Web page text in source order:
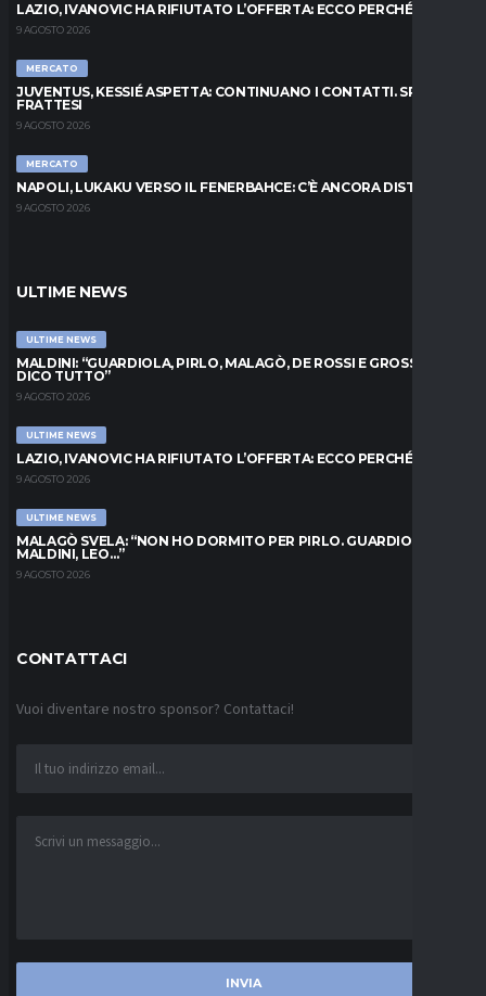
LAZIO, IVANOVIC HA RIFIUTATO L’OFFERTA: ECCO PERCHÉ
9 AGOSTO 2026
MERCATO
JUVENTUS, KESSIÉ ASPETTA: CONTINUANO I CONTATTI. SPUNTA
FRATTESI
9 AGOSTO 2026
MERCATO
NAPOLI, LUKAKU VERSO IL FENERBAHCE: C’È ANCORA DISTANZA
9 AGOSTO 2026
ULTIME NEWS
ULTIME NEWS
MALDINI: “GUARDIOLA, PIRLO, MALAGÒ, DE ROSSI E GROSSO: VI
DICO TUTTO”
9 AGOSTO 2026
ULTIME NEWS
LAZIO, IVANOVIC HA RIFIUTATO L’OFFERTA: ECCO PERCHÉ
9 AGOSTO 2026
ULTIME NEWS
MALAGÒ SVELA: “NON HO DORMITO PER PIRLO. GUARDIOLA,
MALDINI, LEO…”
9 AGOSTO 2026
CONTATTACI
Vuoi diventare nostro sponsor? Contattaci!